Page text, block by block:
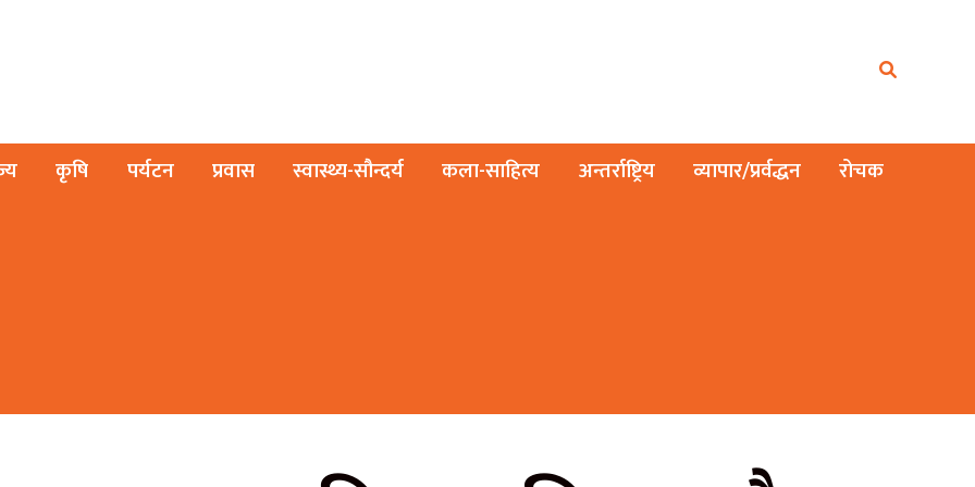
कृषि पर्यटन प्रवास स्वास्थ्य-सौन्दर्य कला-साहित्य अन्तर्राष्ट्रिय व्यापार/प्रर्वद्धन रोचक